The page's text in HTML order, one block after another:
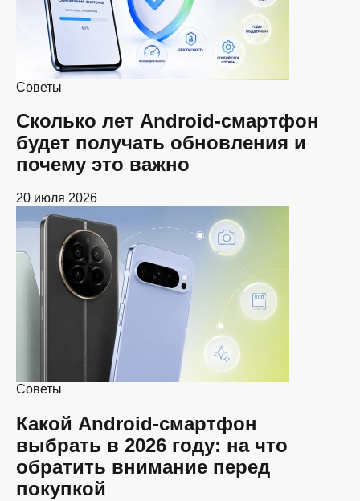
Советы
Сколько лет Android-смартфон
будет получать обновления и
почему это важно
20 июля 2026
Советы
Какой Android-смартфон
выбрать в 2026 году: на что
обратить внимание перед
покупкой